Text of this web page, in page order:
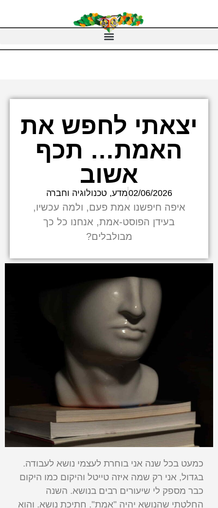
יצאתי לחפש את
האמת… תכף
אשוב
02/06/2026מדע, טכנולוגיה וחברה
איפה חיפשנו אמת פעם, ולמה עכשיו,
בעידן הפוסט-אמת, אנחנו כל כך
מבולבלים?
כמעט בכל שנה אני בוחרת לעצמי נושא לעבודה.
בגדול, אני רק שמה איזה טייטל והיקום כמו היקום
כבר מספק לי שיעורים רבים בנושא. השנה
החלטתי שהנושא יהיה "אמת". חתיכת נושא. והוא